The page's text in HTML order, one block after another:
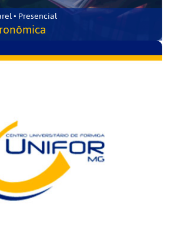
• Presencial